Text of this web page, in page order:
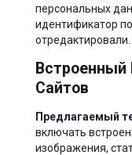
персональных
идентификатор
отредактировали.
Встроенный
Сайтов
Предлагаемый
включать
изображения,